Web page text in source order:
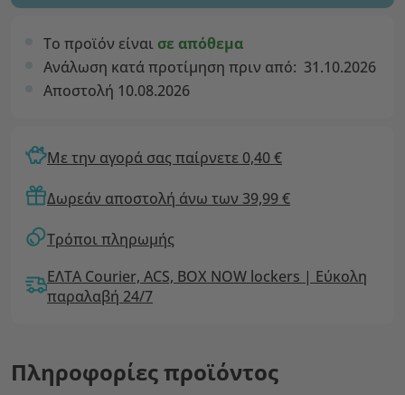
Το προϊόν είναι σε απόθεμα
Ανάλωση κατά προτίμηση πριν από: 31.10.2026
Αποστολή 10.08.2026
Με την αγορά σας παίρνετε 0,40 €
Δωρεάν αποστολή άνω των 39,99 €
Τρόποι πληρωμής
ΕΛΤΑ Courier, ACS, BOX NOW lockers | Εύκολη
παραλαβή 24/7
Πληροφορίες προϊόντος